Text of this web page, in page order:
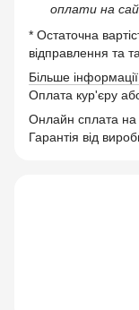
оплати на
* Остаточна
відправлення та
Більше
Оплата кур'єру
Онлайн сплата на
Гарантія від